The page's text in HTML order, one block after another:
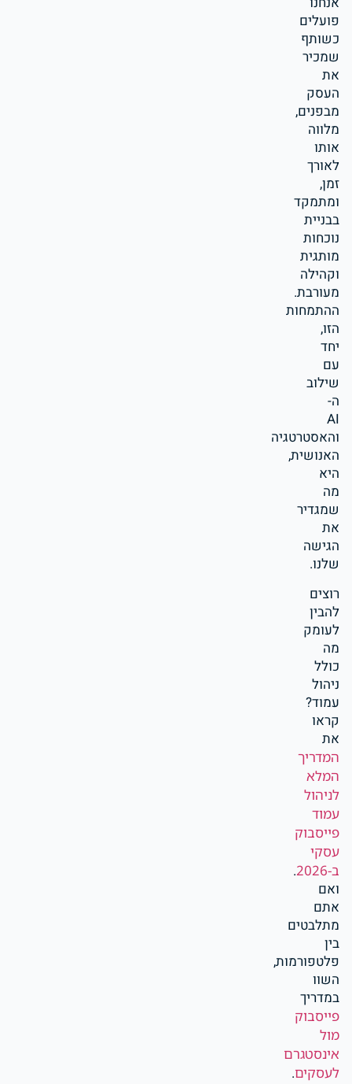
פועלים
כשותף
שמכיר
את
העסק
מבפנים,
מלווה
אותו
לאורך
זמן,
ומתמקד
בבניית
נוכחות
מותגית
וקהילה
מעורבת.
ההתמחות
הזו,
יחד
עם
שילוב
ה-
AI
והאסטרטגיה
האנושית,
היא
מה
שמגדיר
את
הגישה
שלנו.
רוצים
להבין
לעומק
מה
כולל
ניהול
עמוד?
קראו
את
המדריך
המלא
לניהול
עמוד
פייסבוק
עסקי
ב-2026
.
ואם
אתם
מתלבטים
בין
פלטפורמות,
השוו
במדריך
פייסבוק
מול
אינסטגרם
לעסקים.